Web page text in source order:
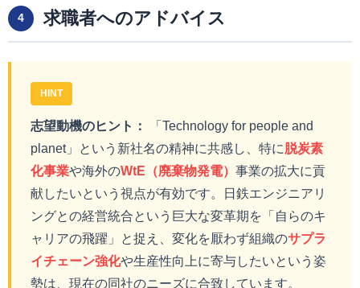
4 求職者へのアドバイス
HINT
志望動機のヒント：
「Technology for people and
planet」という新社名の精神に共感し、特に脱炭素
化事業や海外のWtE（廃棄物発電） 事業の拡大に貢
献したいという視点が有効です。日鉄エンジニアリ
ングとの経営統合という巨大な変革期を「自らのキ
ャリアの飛躍」と捉え、変化を厭わず組織のサプラ
イチェーン強化や生産性向上に寄与したいという姿
勢は、現在の同社のニーズに合致しています。